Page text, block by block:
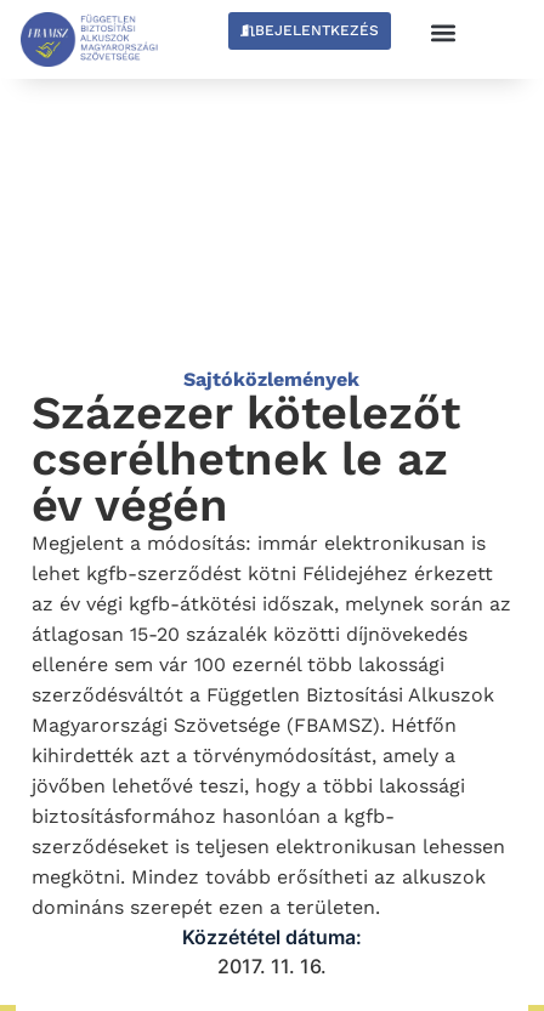
BEJELENTKEZÉS
Sajtóközlemények
Százezer kötelezőt
cserélhetnek le az
év végén
Megjelent a módosítás: immár elektronikusan is
lehet kgfb-szerződést kötni Félidejéhez érkezett
az év végi kgfb-átkötési időszak, melynek során az
átlagosan 15-20 százalék közötti díjnövekedés
ellenére sem vár 100 ezernél több lakossági
szerződésváltót a Független Biztosítási Alkuszok
Magyarországi Szövetsége (FBAMSZ). Hétfőn
kihirdették azt a törvénymódosítást, amely a
jövőben lehetővé teszi, hogy a többi lakossági
biztosításformához hasonlóan a kgfb-
szerződéseket is teljesen elektronikusan lehessen
megkötni. Mindez tovább erősítheti az alkuszok
domináns szerepét ezen a területen.
Közzététel dátuma:
2017. 11. 16.